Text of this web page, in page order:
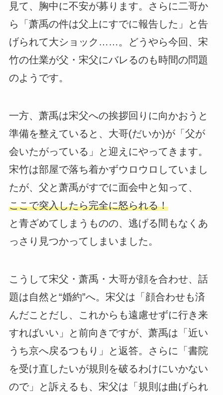
見て、胸中に不安が募ります。さらに二哥か
ら「萧禹の件は父上にすでに報告した」と告
げられて大ショック……。どうやら今回、宋
竹の仕業が父・宋父にバレるのも時間の問題
のようです。
一方、萧禹は宋父への挨拶回りに向かおうと
準備を整えていると、大哥(だいか)が「父が
会いたがっている」と迎えにやってきます。
宋竹は部屋で落ち着かずウロウロしていまし
たが、父と萧禹がすでに面会中と知って、
ここで突入したら完全に怒られる！
と青ざめてしまうものの、逃げる間もなくあ
っさり見つかってしまいました。
こうして宋父・萧禹・大哥が顔を合わせ、話
題は自然と“婚約”へ。宋父は「顔合わせも済
んだことだし、これからも遠慮せずに行き来
すればいい」と前向きですが、萧禹は「近い
うち京へ戻るつもり」と返答。さらに「書院
を受け直したいが規則を破るわけにいかない
ので」と訴えるも、宋父は「規則は曲げられ